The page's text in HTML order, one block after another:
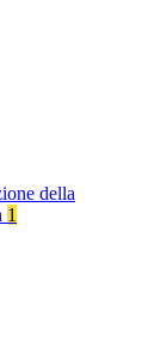
della
1